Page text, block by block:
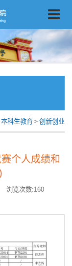
本科生教育 > 创新创业
个人成绩和
览次数:160